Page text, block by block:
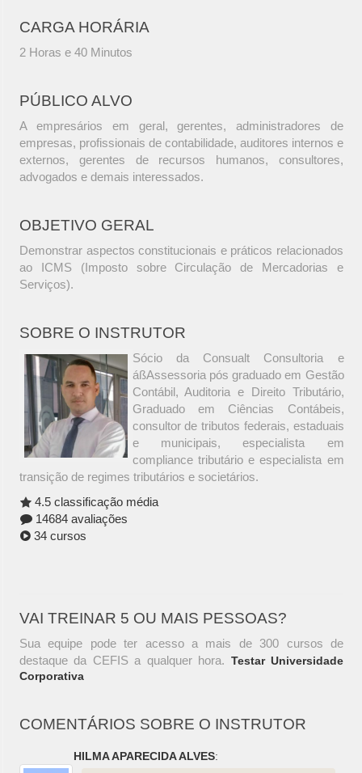
CARGA HORÁRIA
2 Horas e 40 Minutos
PÚBLICO ALVO
A empresários em geral, gerentes, administradores de
empresas, profissionais de contabilidade, auditores internos e
externos, gerentes de recursos humanos, consultores,
advogados e demais interessados.
OBJETIVO GERAL
Demonstrar aspectos constitucionais e práticos relacionados
ao ICMS (Imposto sobre Circulação de Mercadorias e
Serviços).
SOBRE O INSTRUTOR
Sócio da Consualt Consultoria e
áßAssessoria pós graduado em Gestão
Contábil, Auditoria e Direito Tributário,
Graduado em Ciências Contábeis,
consultor de tributos federais, estaduais
e municipais, especialista em
compliance tributário e especialista em
transição de regimes tributários e societários.
4.5 classificação média
14684 avaliações
34 cursos
VAI TREINAR 5 OU MAIS PESSOAS?
Sua equipe pode ter acesso a mais de 300 cursos de
destaque da CEFIS a qualquer hora. Testar Universidade
Corporativa
COMENTÁRIOS SOBRE O INSTRUTOR
HILMA APARECIDA ALVES: